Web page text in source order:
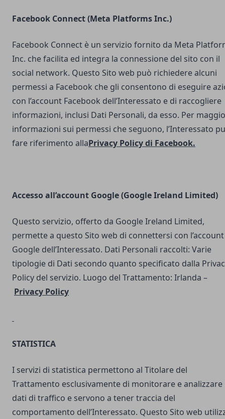
Facebook Connect (Meta Platforms Inc.)
Facebook Connect è un servizio fornito da Meta
Inc. che facilita ed integra la connessione del sito con il
social network. Questo Sito web può richiedere alcuni
permessi a Facebook che gli consentono di eseguire
con l’account Facebook dell’Interessato e di raccogliere
informazioni, inclusi Dati Personali, da esso. Per
informazioni sui permessi che seguono, l’Interessato
fare riferimento allaPrivacy Policy di Facebook.
Accesso all’account Google (Google Ireland Limited)
Questo servizio, offerto da Google Ireland Limited,
permette a questo Sito web di connettersi con l’account
Google dell’Interessato. Dati Personali raccolti: Varie
tipologie di Dati secondo quanto specificato dalla
Policy del servizio. Luogo del Trattamento: Irlanda –
Privacy Policy
STATISTICA
I servizi di statistica permettono al Titolare del
Trattamento esclusivamente di monitorare e analizzare
dati di traffico e servono a tener traccia del
comportamento dell’Interessato. Questo Sito web